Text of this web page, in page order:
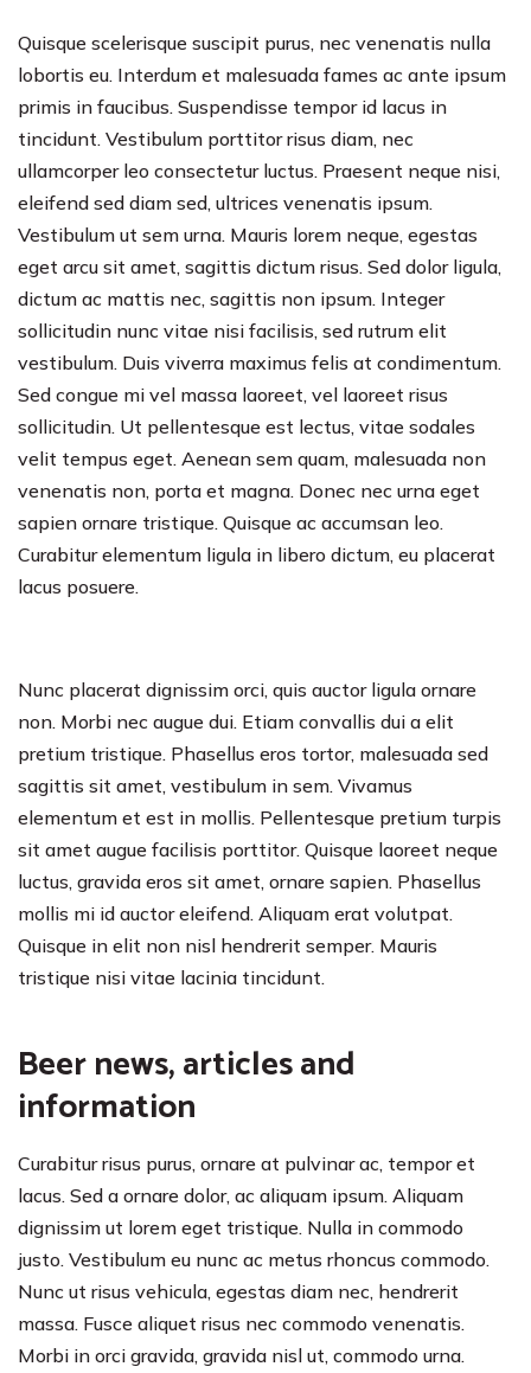
Quisque scelerisque suscipit purus, nec venenatis nulla
lobortis eu. Interdum et malesuada fames ac ante ipsum
primis in faucibus. Suspendisse tempor id lacus in
tincidunt. Vestibulum porttitor risus diam, nec
ullamcorper leo consectetur luctus. Praesent neque nisi,
eleifend sed diam sed, ultrices venenatis ipsum.
Vestibulum ut sem urna. Mauris lorem neque, egestas
eget arcu sit amet, sagittis dictum risus. Sed dolor ligula,
dictum ac mattis nec, sagittis non ipsum. Integer
sollicitudin nunc vitae nisi facilisis, sed rutrum elit
vestibulum. Duis viverra maximus felis at condimentum.
Sed congue mi vel massa laoreet, vel laoreet risus
sollicitudin. Ut pellentesque est lectus, vitae sodales
velit tempus eget. Aenean sem quam, malesuada non
venenatis non, porta et magna. Donec nec urna eget
sapien ornare tristique. Quisque ac accumsan leo.
Curabitur elementum ligula in libero dictum, eu placerat
lacus posuere.
Nunc placerat dignissim orci, quis auctor ligula ornare
non. Morbi nec augue dui. Etiam convallis dui a elit
pretium tristique. Phasellus eros tortor, malesuada sed
sagittis sit amet, vestibulum in sem. Vivamus
elementum et est in mollis. Pellentesque pretium turpis
sit amet augue facilisis porttitor. Quisque laoreet neque
luctus, gravida eros sit amet, ornare sapien. Phasellus
mollis mi id auctor eleifend. Aliquam erat volutpat.
Quisque in elit non nisl hendrerit semper. Mauris
tristique nisi vitae lacinia tincidunt.
Beer news, articles and
information
Curabitur risus purus, ornare at pulvinar ac, tempor et
lacus. Sed a ornare dolor, ac aliquam ipsum. Aliquam
dignissim ut lorem eget tristique. Nulla in commodo
justo. Vestibulum eu nunc ac metus rhoncus commodo.
Nunc ut risus vehicula, egestas diam nec, hendrerit
massa. Fusce aliquet risus nec commodo venenatis.
Morbi in orci gravida, gravida nisl ut, commodo urna.